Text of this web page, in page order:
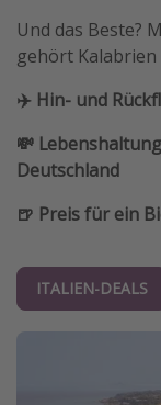
Und das Beste?
gehört Kalabrien
✈️ Hin- und
💸
Deutschland
🍺 Preis für ein
ITALIEN-DEALS